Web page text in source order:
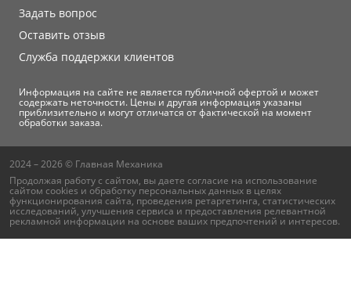
Задать вопрос
Оставить отзыв
Служба поддержки клиентов
Информация на сайте не является публичной офертой и может
содержать неточности. Цены и другая информация указаны
приблизительно и могут отличатся от фактической на момент
обработки заказа.
2024 – 2026 © Главная Механика
Продолжая работу с сайтом, вы даете согласие на использование
сайтом cookies и обработку персональных данных в целях
функционирования сайта, проведения ретаргетинга, статистических
исследований, улучшения сервиса и предоставления релевантной
рекламной информации на основе ваших предпочтений и интересов.